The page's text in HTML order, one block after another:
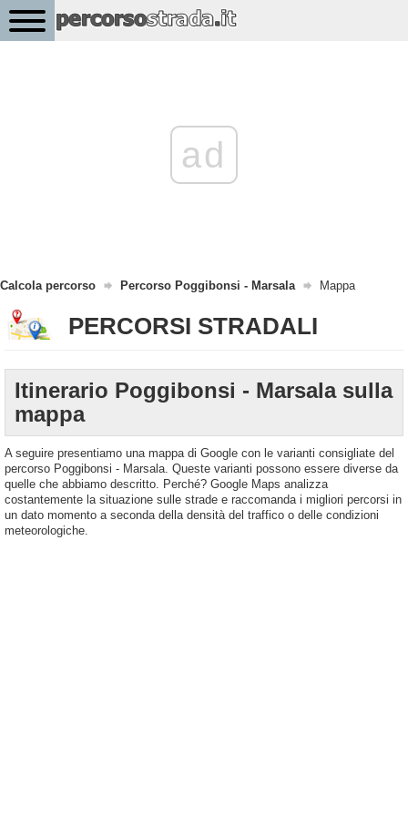
ad
Calcola percorso Percorso Poggibonsi - Marsala Mappa
PERCORSI STRADALI
Itinerario Poggibonsi - Marsala sulla
mappa
A seguire presentiamo una mappa di Google con le varianti consigliate del
percorso Poggibonsi - Marsala. Queste varianti possono essere diverse da
quelle che abbiamo descritto. Perché? Google Maps analizza
costantemente la situazione sulle strade e raccomanda i migliori percorsi in
un dato momento a seconda della densità del traffico o delle condizioni
meteorologiche.